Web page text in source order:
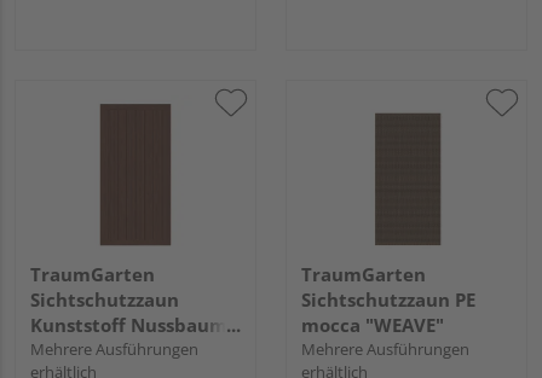
TraumGarten
Sichtschutzzaun
Kunststoff Nussbaum
"LONGLIFE RIVA"
Mehrere Ausführungen
erhältlich
TraumGarten
Sichtschutzzaun PE
mocca "WEAVE"
Mehrere Ausführungen
erhältlich